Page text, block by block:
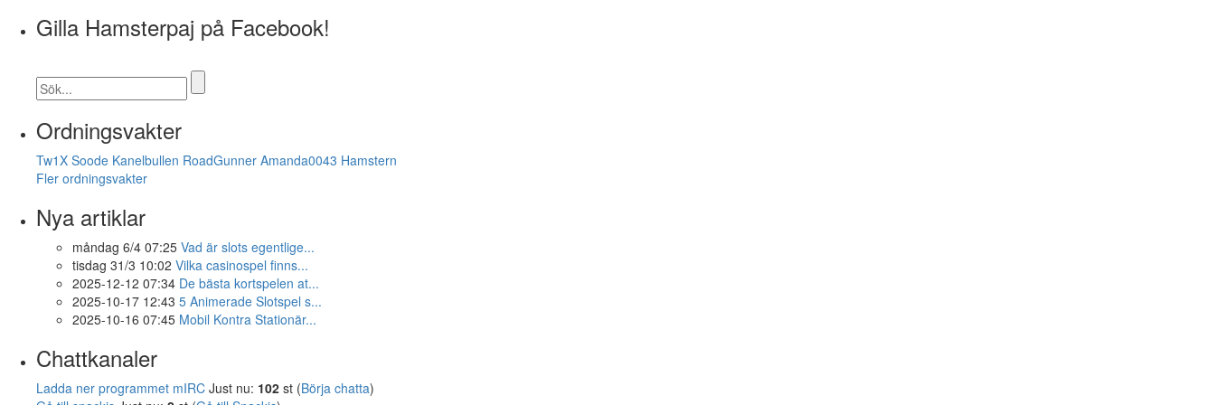
Gilla Hamsterpaj på Facebook!
Ordningsvakter
Tw1X Soode Kanelbullen RoadGunner Amanda0043 Hamstern
Fler ordningsvakter
Nya artiklar
måndag 6/4 07:25 Vad är slots egentlige...
tisdag 31/3 10:02 Vilka casinospel finns...
2025-12-12 07:34 De bästa kortspelen at...
2025-10-17 12:43 5 Animerade Slotspel s...
2025-10-16 07:45 Mobil Kontra Stationär...
Chattkanaler
Ladda ner programmet mIRC Just nu: 102 st (Börja chatta)